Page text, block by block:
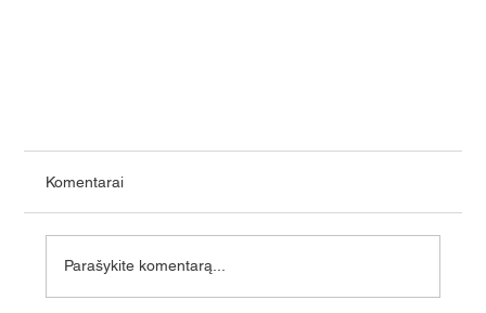
Komentarai
Parašykite komentarą...